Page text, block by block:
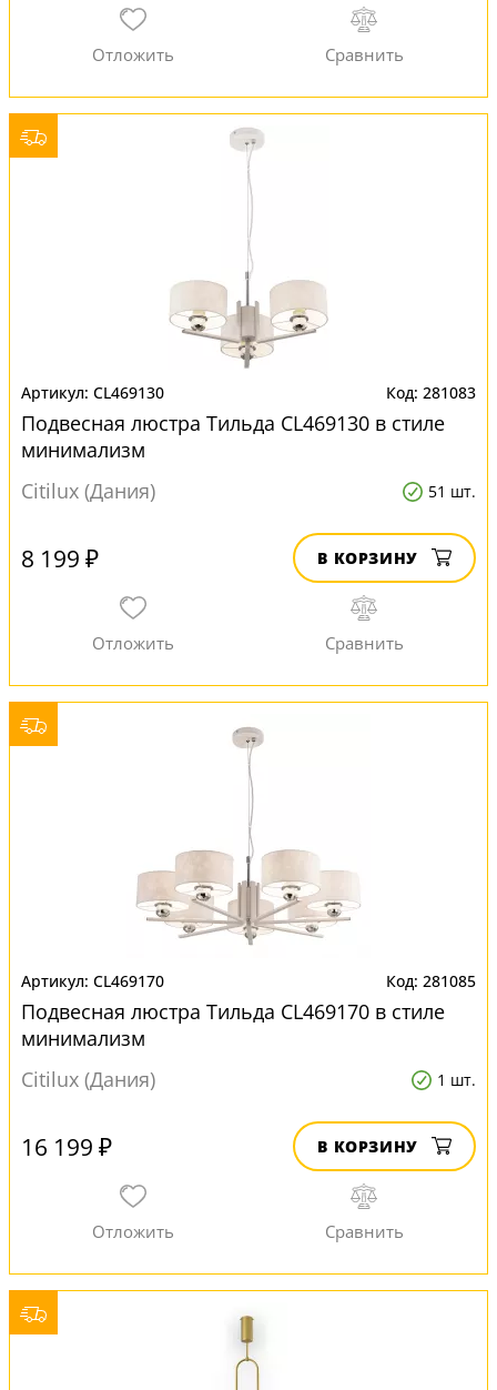
CL469130 281083
Подвесная люстра Тильда CL469130 в стиле
минимализм
Citilux (Дания)
51 шт.
8 199 ₽ В КОРЗИНУ
CL469170 281085
Подвесная люстра Тильда CL469170 в стиле
минимализм
Citilux (Дания)
1 шт.
16 199 ₽ В КОРЗИНУ